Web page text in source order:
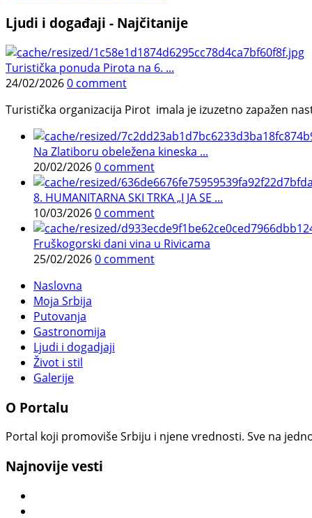
Ljudi i događaji - Najčitanije
Turistička ponuda Pirota na 6. ...
24/02/20260 comment
Turistička organizacija Pirot imala je izuzetno zapažen
Na Zlatiboru obeležena kineska ...
20/02/20260 comment
8. HUMANITARNA SKI TRKA „I JA SE ...
10/03/20260 comment
Fruškogorski dani vina u Rivicama
25/02/20260 comment
Naslovna
Moja Srbija
Putovanja
Gastronomija
Ljudi i dogadjaji
Život i stil
Galerije
O Portalu
Portal koji promoviše Srbiju i njene vrednosti. Sve na
Najnovije vesti